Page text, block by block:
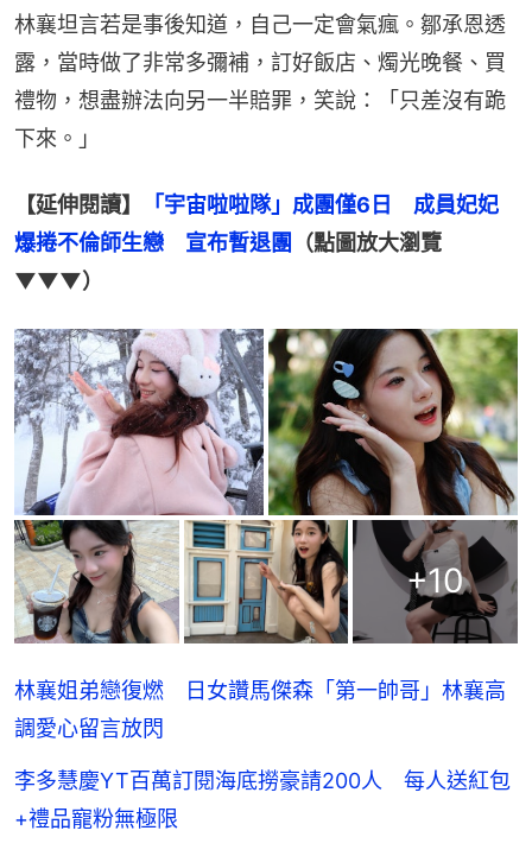
林襄坦言若是事後知道，自己一定會氣瘋。鄒承恩透
露，當時做了非常多彌補，訂好飯店、燭光晚餐、買
禮物，想盡辦法向另一半賠罪，笑說：「只差沒有跪
下來。」
【延伸閱讀】
「宇宙啦啦隊」成團僅6日　成員妃妃
爆捲不倫師生戀　宣布暫退團
（點圖放大瀏覽
▼▼▼）
+10
林襄姐弟戀復燃 日女讚馬傑森「第一帥哥」林襄高
調愛心留言放閃
李多慧慶YT百萬訂閱海底撈豪請200人 每人送紅包
+禮品寵粉無極限